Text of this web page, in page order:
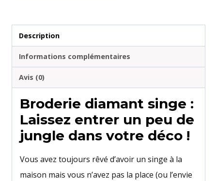
Description
Informations complémentaires
Avis (0)
Broderie diamant singe :
Laissez entrer un peu de
jungle dans votre déco !
Vous avez toujours rêvé d’avoir un singe à la
maison mais vous n’avez pas la place (ou l’envie